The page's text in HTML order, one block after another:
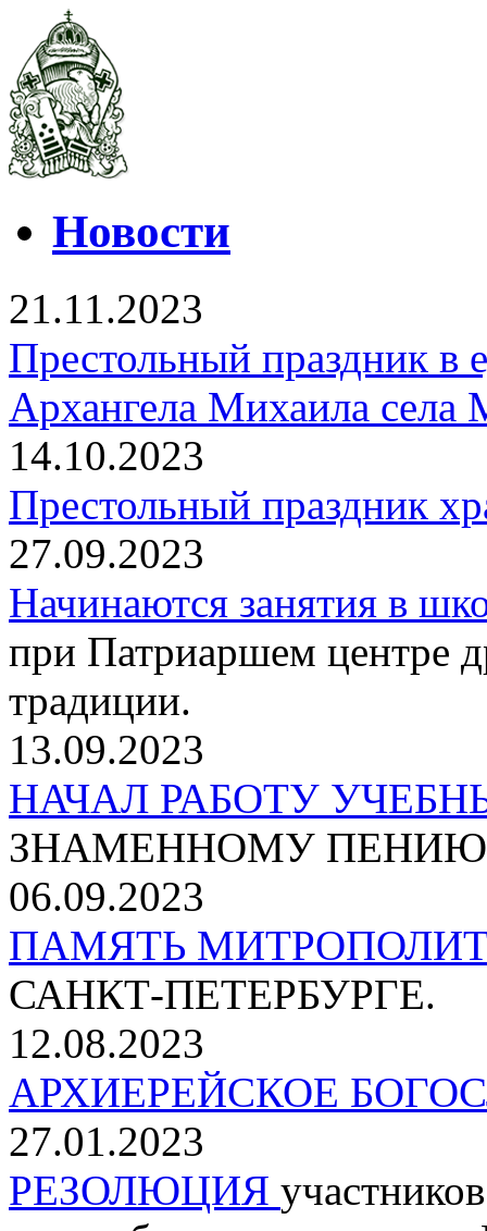
Новости
21.11.2023
Престольный праздник в
Архангела Михаила села
14.10.2023
Престольный праздник
27.09.2023
Начинаются занятия в
при Патриаршем центре
традиции.
13.09.2023
НАЧАЛ РАБОТУ
ЗНАМЕННОМУ ПЕНИЮ
06.09.2023
ПАМЯТЬ
САНКТ-ПЕТЕРБУРГЕ.
12.08.2023
АРХИЕРЕЙСКОЕ
27.01.2023
РЕЗОЛЮЦИЯ